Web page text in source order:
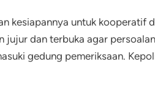
kesiapannya untuk kooperatif
jujur dan terbuka agar
gedung pemeriksaan.